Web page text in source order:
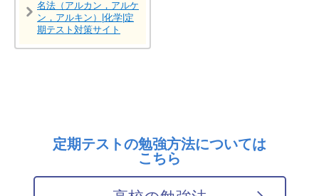
名法（アルカン，アルケ
ン，アルキン）|化学|定
期テスト対策サイト
定期テストの勉強方法については
こちら